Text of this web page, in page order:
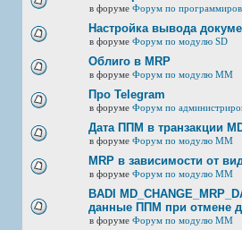
в форуме Форум по
Настройка вывода
в форуме Форум по модулю SD
Облиго в MRP
в форуме Форум по модулю ММ
Про Telegram
в форуме Форум по
Дата ППМ в транзакции
в форуме Форум по модулю ММ
MRP в зависимости от
в форуме Форум по модулю ММ
BADI
данные ППМ при отмене
в форуме Форум по модулю ММ